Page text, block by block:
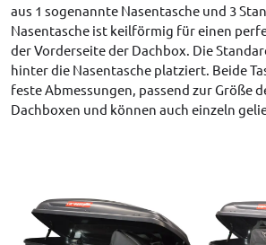
aus 1 sogenannte Nasentasche und 3
Nasentasche ist keilförmig für einen
der Vorderseite der Dachbox. Die
hinter die Nasentasche platziert. Beide
feste Abmessungen, passend zur Größe
Dachboxen und können auch einzeln